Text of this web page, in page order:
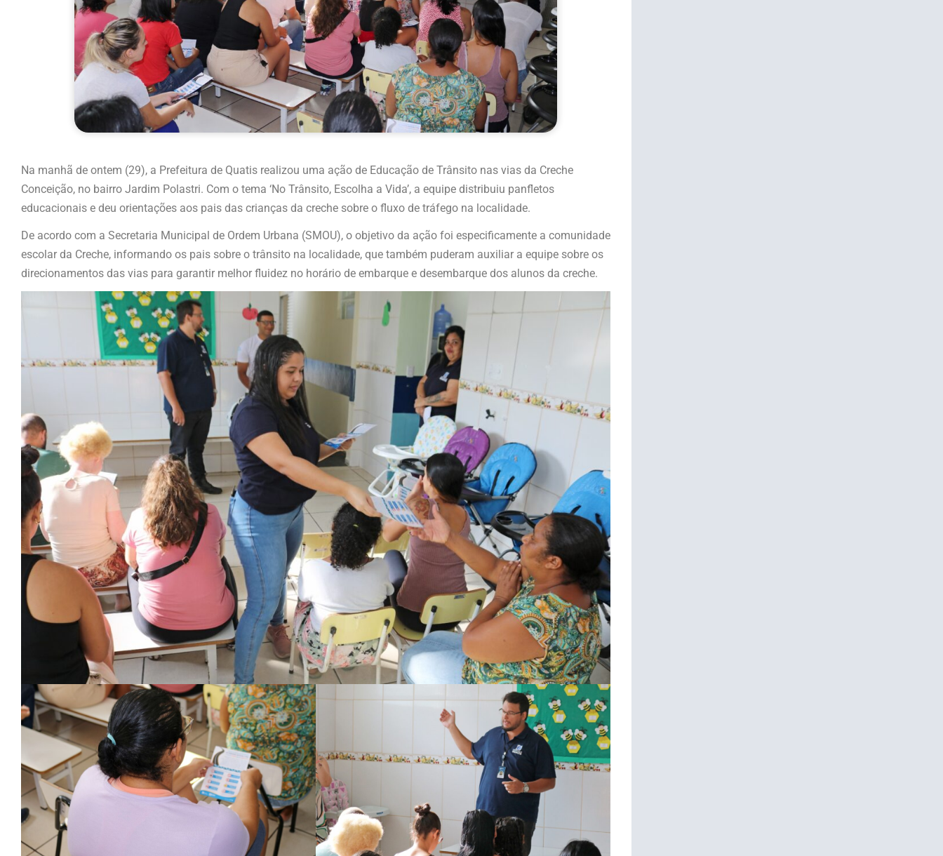
Na manhã de ontem (29), a Prefeitura de Quatis realizou uma ação de Educação de Trânsito nas vias da Creche
Conceição, no bairro Jardim Polastri. Com o tema ‘No Trânsito, Escolha a Vida’, a equipe distribuiu panfletos
educacionais e deu orientações aos pais das crianças da creche sobre o fluxo de tráfego na localidade.
De acordo com a Secretaria Municipal de Ordem Urbana (SMOU), o objetivo da ação foi especificamente a comunidade
escolar da Creche, informando os pais sobre o trânsito na localidade, que também puderam auxiliar a equipe sobre os
direcionamentos das vias para garantir melhor fluidez no horário de embarque e desembarque dos alunos da creche.